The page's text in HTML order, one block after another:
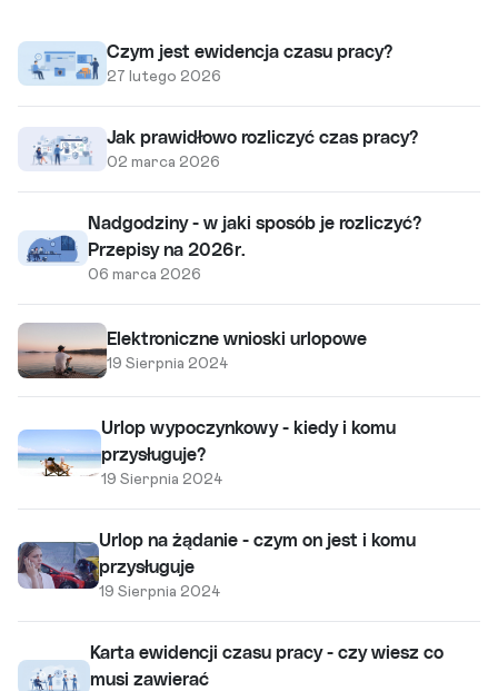
Czym jest ewidencja czasu pracy?
27 lutego 2026
Jak prawidłowo rozliczyć czas pracy?
02 marca 2026
Nadgodziny - w jaki sposób je rozliczyć?
Przepisy na 2026r.
06 marca 2026
Elektroniczne wnioski urlopowe
19 Sierpnia 2024
Urlop wypoczynkowy - kiedy i komu
przysługuje?
19 Sierpnia 2024
Urlop na żądanie - czym on jest i komu
przysługuje
19 Sierpnia 2024
Karta ewidencji czasu pracy - czy wiesz co
musi zawierać